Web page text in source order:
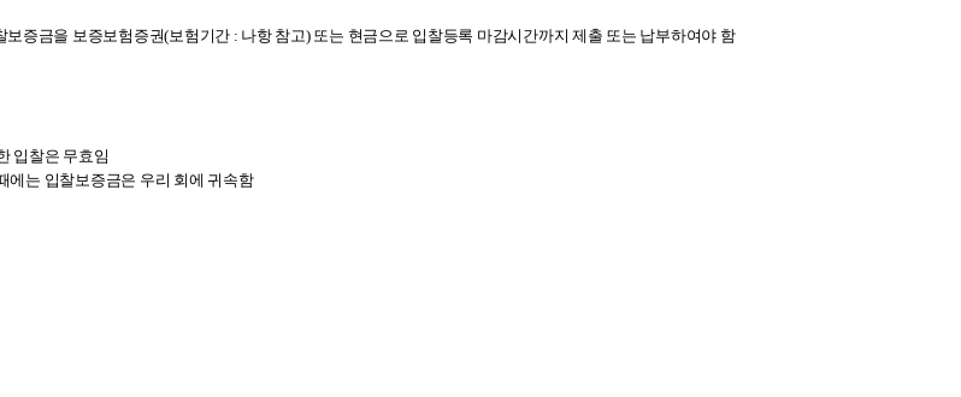
증금을 보증보험증권(보험기간 : 나항 참고) 또는 현금으로 입찰등록 마감시간까지 제출 또는 납부하여야 함
입찰은 무효임
에는 입찰보증금은 우리 회에 귀속함